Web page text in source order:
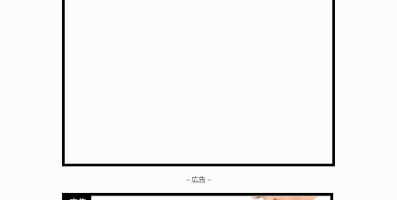
– 広告 –